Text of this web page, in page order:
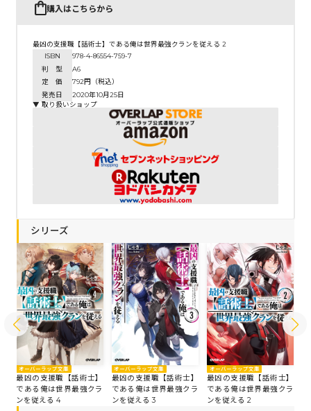
購入はこちらから
最凶の支援職【話術士】である俺は世界最強クランを従える 2
ISBN
978-4-86554-759-7
判 型
A6
定 価
792円（税込）
発売日
2020年10月25日
▼ 取り扱いショップ
シリーズ
オーバーラップ文庫
最凶の支援職【話術士】
である俺は世界最強クラ
ンを従える 4
オーバーラップ文庫
最凶の支援職【話術士】
である俺は世界最強クラ
ンを従える 3
オーバーラップ文庫
最凶の支援職【話術士】
である俺は世界最強クラ
ンを従える 2